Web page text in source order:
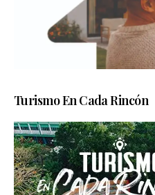
Turismo En Cada Rincón